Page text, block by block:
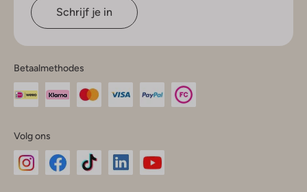
Schrijf je in
Betaalmethodes
Volg ons